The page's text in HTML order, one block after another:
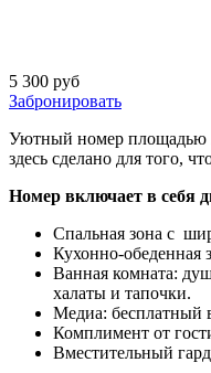
5 300 руб
Забронировать
Уютный номер площадью
здесь сделано для того,
Номер включает в себя
Спальная зона с
Кухонно-обеденная
Ванная комната:
халаты и тапочки.
Медиа: бесплатный
Комплимент от
Вместительный